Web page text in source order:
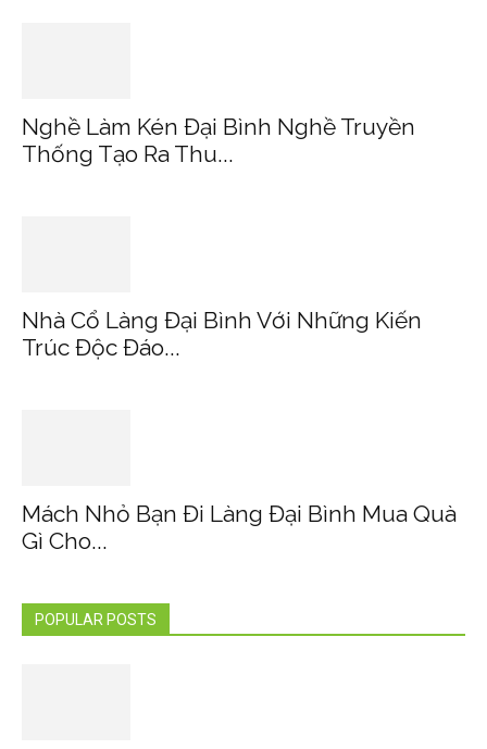
Nghề Làm Kén Đại Bình Nghề Truyền
Thống Tạo Ra Thu...
Nhà Cổ Làng Đại Bình Với Những Kiến
Trúc Độc Đáo...
Mách Nhỏ Bạn Đi Làng Đại Bình Mua Quà
Gì Cho...
POPULAR POSTS